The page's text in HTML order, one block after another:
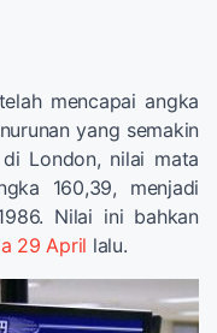
mencapai angka
yang semakin
London, nilai mata
160,39, menjadi
Nilai ini bahkan
29 April lalu.